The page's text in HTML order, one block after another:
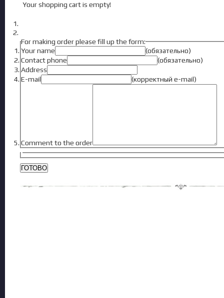
Your shopping cart is empty!
For making order please fill up the form:
Your name
(обязательно)
Contact phone
(обязательно)
Address
E-mail
(корректный e-mail)
Comment to the order